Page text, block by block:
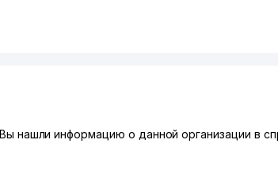
нашли информацию о данной организации в